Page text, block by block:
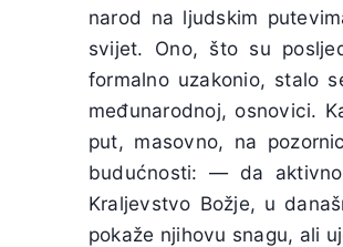
narod na ljudskim
svijet. Ono, što su
formalno uzakonio, stalo
međunarodnoj, osnovici.
put, masovno, na
budućnosti: — da
Kraljevstvo Božje, u
pokaže njihovu snagu, ali